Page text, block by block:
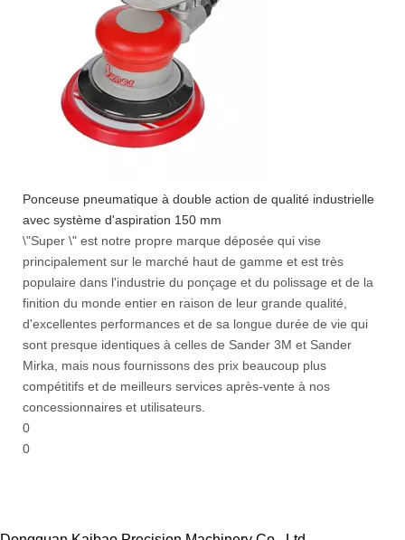
Ponceuse pneumatique à double action de qualité industrielle
avec système d'aspiration 150 mm
\"Super \" est notre propre marque déposée qui vise
principalement sur le marché haut de gamme et est très
populaire dans l'industrie du ponçage et du polissage et de la
finition du monde entier en raison de leur grande qualité,
d'excellentes performances et de sa longue durée de vie qui
sont presque identiques à celles de Sander 3M et Sander
Mirka, mais nous fournissons des prix beaucoup plus
compétitifs et de meilleurs services après-vente à nos
concessionnaires et utilisateurs.
0
0